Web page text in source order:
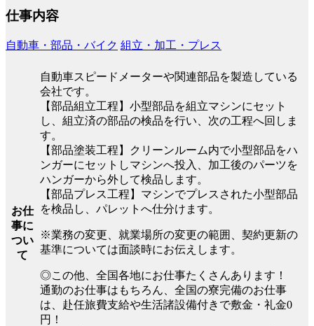
仕事内容
自動車・部品・バイク 組立・加工・プレス
お仕
事に
つい
て
自動車スピードメーターや関連部品を製造している
会社です。
【部品組立工程】小型部品を組立マシンにセット
し、組立済の部品の検品を行い、次の工程へ回しま
す。
【部品塗装工程】クリーンルーム内で小型部品をハ
ンガーにセットしマシンへ投入、加工後のパーツを
ハンガーから外して検品します。
【部品プレス工程】マシンでプレスされた小型部品
を検品し、パレットへ仕分けます。
※業務の変更、就業場所の変更の範囲、契約更新の
基準については面談時にお伝えします。
◎この他、全国各地にお仕事たくさんあります！
通勤のお仕事はもちろん、全国の寮完備のお仕事
は、赴任旅費支給や生活諸設備付きで敷金・礼金0
円！